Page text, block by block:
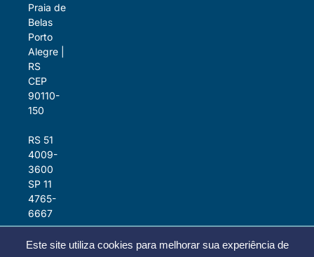
Este site utiliza cookies para melhorar sua experiência de
Praia de
Belas
Porto
Alegre |
RS
CEP
90110-
150
RS 51
4009-
3600
SP 11
4765-
6667